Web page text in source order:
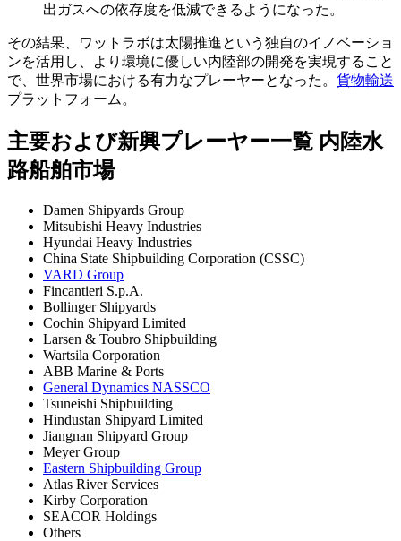
出ガスへの依存度を低減できるようになった。
その結果、ワットラボは太陽推進という独自のイノベーショ
ンを活用し、より環境に優しい内陸部の開発を実現すること
で、世界市場における有力なプレーヤーとなった。 貨物輸送
プラットフォーム。
主要および新興プレーヤー一覧 内陸水
路船舶市場
Damen Shipyards Group
Mitsubishi Heavy Industries
Hyundai Heavy Industries
China State Shipbuilding Corporation (CSSC)
VARD Group
Fincantieri S.p.A.
Bollinger Shipyards
Cochin Shipyard Limited
Larsen & Toubro Shipbuilding
Wartsila Corporation
ABB Marine & Ports
General Dynamics NASSCO
Tsuneishi Shipbuilding
Hindustan Shipyard Limited
Jiangnan Shipyard Group
Meyer Group
Eastern Shipbuilding Group
Atlas River Services
Kirby Corporation
SEACOR Holdings
Others